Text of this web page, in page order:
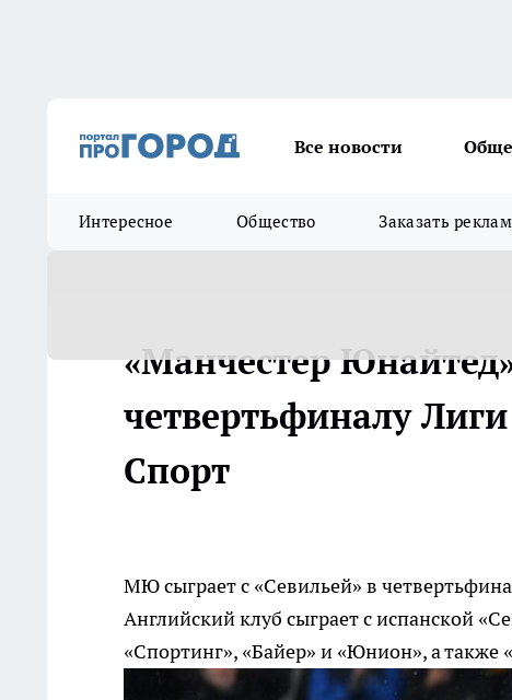
Все новости
Интересное Общество Заказать
«Манчестер
четвертьфиналу
Спорт
МЮ сыграет с «Севильей» в
Английский клуб сыграет с испанской
«Спортинг», «Байер» и «Юнион», а также